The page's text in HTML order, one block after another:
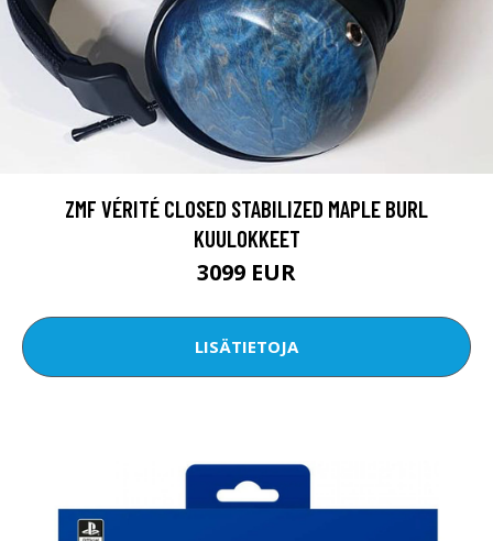
ZMF VÉRITÉ CLOSED STABILIZED MAPLE BURL
KUULOKKEET
3099 EUR
LISÄTIETOJA